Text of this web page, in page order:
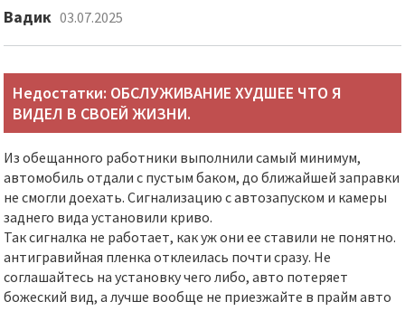
Вадик 03.07.2025
Недостатки: ОБСЛУЖИВАНИЕ ХУДШЕЕ ЧТО Я
ВИДЕЛ В СВОЕЙ ЖИЗНИ.
Из обещанного работники выполнили самый минимум,
автомобиль отдали с пустым баком, до ближайшей заправки
не смогли доехать. Сигнализацию с автозапуском и камеры
заднего вида установили криво.
Так сигналка не работает, как уж они ее ставили не понятно.
антигравийная пленка отклеилась почти сразу. Не
соглашайтесь на установку чего либо, авто потеряет
божеский вид, а лучше вообще не приезжайте в прайм авто